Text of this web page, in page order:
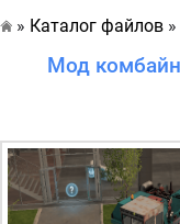
Главная
» Каталог файлов »
Мод